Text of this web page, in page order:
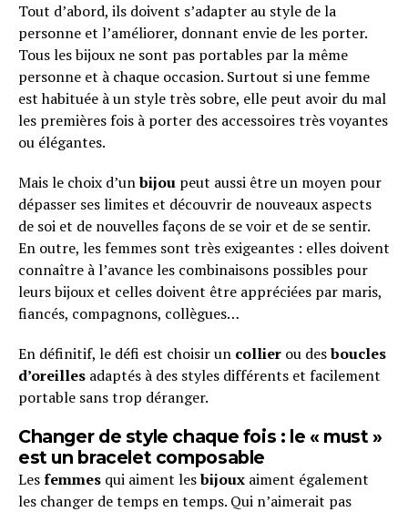
Tout d’abord, ils doivent s’adapter au style de la
personne et l’améliorer, donnant envie de les porter.
Tous les bijoux ne sont pas portables par la même
personne et à chaque occasion. Surtout si une femme
est habituée à un style très sobre, elle peut avoir du mal
les premières fois à porter des accessoires très voyantes
ou élégantes.
Mais le choix d’unbijou peut aussi être un moyen pour
dépasser ses limites et découvrir de nouveaux aspects
de soi et de nouvelles façons de se voir et de se sentir.
En outre, les femmes sont très exigeantes : elles doivent
connaître à l’avance les combinaisons possibles pour
leurs bijoux et celles doivent être appréciées par maris,
fiancés, compagnons, collègues…
En définitif, le défi est choisir un collier ou desboucles
d’oreilles adaptés à des styles différents et facilement
portable sans trop déranger.
Changer de style chaque fois : le « must »
est un bracelet composable
Lesfemmes qui aiment lesbijoux aiment également
les changer de temps en temps. Qui n’aimerait pas